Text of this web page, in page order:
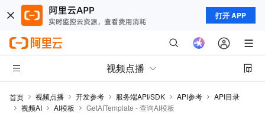
打开 APP
视频点播
首页 视频点播 开发参考 服务端API/SDK API参考
API目录
视频AI
AI模板 GetAITemplate - 查询AI模板